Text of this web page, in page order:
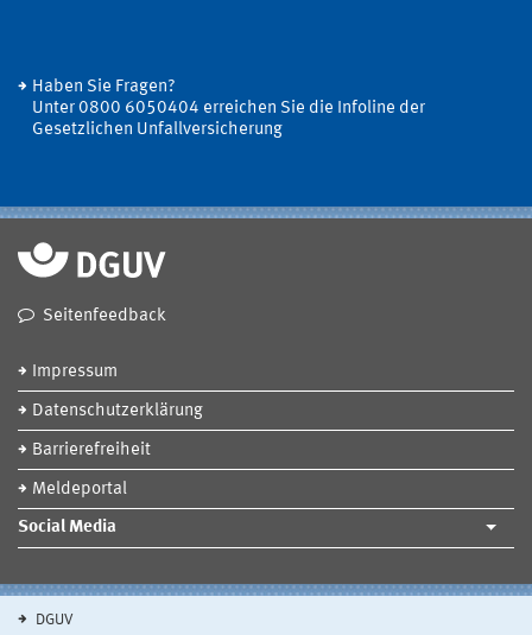
Haben Sie Fragen?
Unter 0800 6050404 erreichen Sie die Infoline der
Gesetzlichen Unfallversicherung
Seitenfeedback
Impressum
Datenschutzerklärung
Barrierefreiheit
Meldeportal
Social Media
DGUV